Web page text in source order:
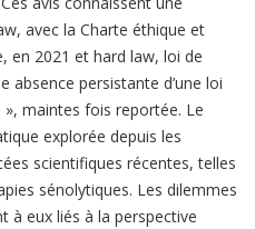
avec la Charte éthique et
en 2021 et hard law, loi de
absence persistante d’une loi
maintes fois reportée. Le
explorée depuis les
scientifiques récentes, telles
sénolytiques. Les dilemmes
à eux liés à la perspective